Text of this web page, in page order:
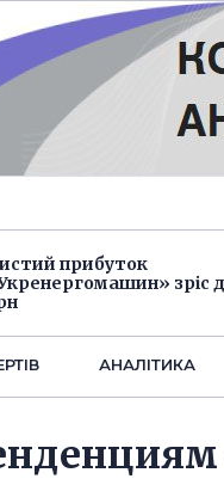
прибуток
зріс
АНАЛIТИКА